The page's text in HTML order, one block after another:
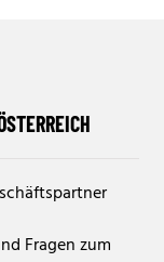
Fragen zum